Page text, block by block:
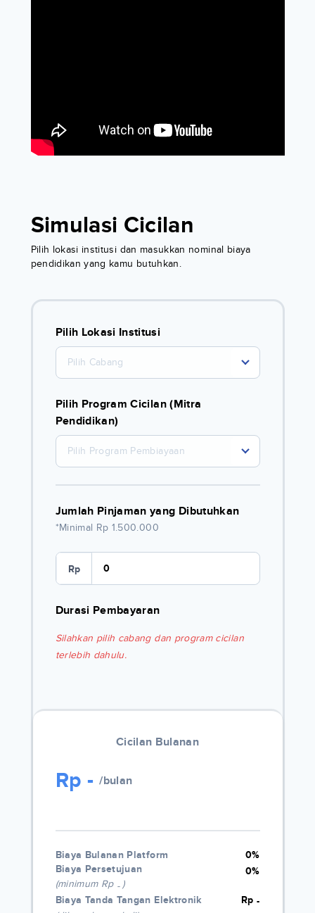
Simulasi Cicilan
Pilih lokasi institusi dan masukkan nominal biaya
pendidikan yang kamu butuhkan.
Pilih Lokasi Institusi
Pilih Cabang
Pilih Program Cicilan (Mitra
Pendidikan)
Pilih Program Pembiayaan
Jumlah Pinjaman yang Dibutuhkan
*Minimal Rp 1.500.000
Rp
Durasi Pembayaran
Silahkan pilih cabang dan program cicilan
terlebih dahulu.
Cicilan Bulanan
Rp - /bulan
Biaya Bulanan Platform
0%
Biaya Persetujuan
(minimum Rp -)
0%
Biaya Tanda Tangan Elektronik
Rp-